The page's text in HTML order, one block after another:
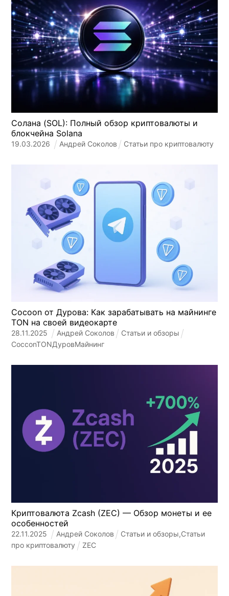
Солана (SOL): Полный обзор криптовалюты и
блокчейна Solana
19.03.2026 Андрей Соколов Статьи про криптовалюту
Cocoon от Дурова: Как зарабатывать на майнинге
TON на своей видеокарте
28.11.2025 Андрей Соколов
Статьи и обзоры
CocconTONДуровМайнинг
Криптовалюта Zcash (ZEC) — Обзор монеты и ее
особенностей
22.11.2025 Андрей Соколов Статьи и обзоры,Статьи
про криптовалюту
ZEC